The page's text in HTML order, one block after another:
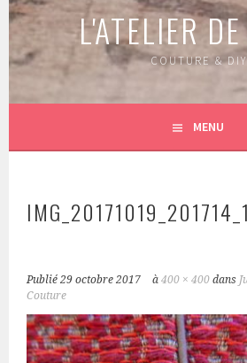
L'ATELIER
COUTURE & DIY
MENU
Publié29 octobre 2017 à400 × 400 dans
Couture